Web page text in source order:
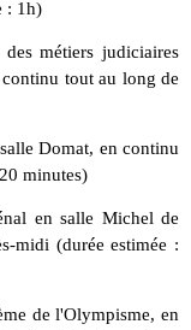
: 1h)
métiers judiciaires
tout au long de
Domat, en continu
minutes)
en salle Michel de
midi (durée estimée :
de l'Olympisme, en